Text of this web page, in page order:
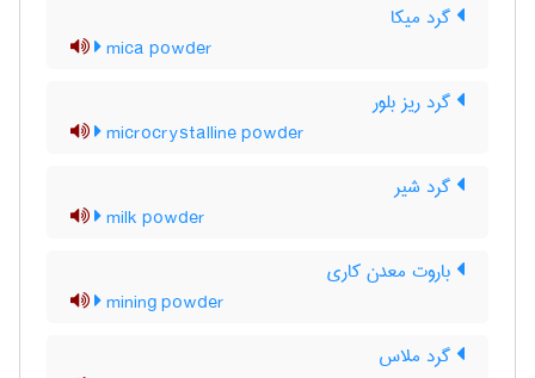
گرد میکا
mica powder
گرد ریز بلور
microcrystalline powder
گرد شیر
milk powder
باروت معدن کاری
mining powder
گرد ملاس